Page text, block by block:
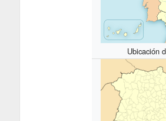
Ubicación